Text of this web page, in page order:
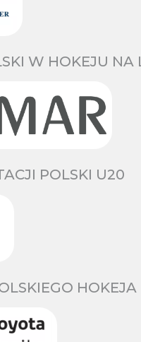
W HOKEJU NA
POLSKI U20
HOKEJA